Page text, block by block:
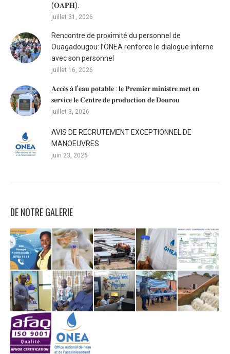
(𝐎𝐀𝐏𝐇).
juillet 31, 2026
Rencontre de proximité du personnel de
Ouagadougou: l’ONEA renforce le dialogue interne
avec son personnel
juillet 16, 2026
𝐀𝐜𝐜𝐞̀𝐬 𝐚̀ 𝐥’𝐞𝐚𝐮 𝐩𝐨𝐭𝐚𝐛𝐥𝐞 : 𝐥𝐞 𝐏𝐫𝐞𝐦𝐢𝐞𝐫 𝐦𝐢𝐧𝐢𝐬𝐭𝐫𝐞 𝐦𝐞𝐭 𝐞𝐧
𝐬𝐞𝐫𝐯𝐢𝐜𝐞 𝐥𝐞 𝐂𝐞𝐧𝐭𝐫𝐞 𝐝𝐞 𝐩𝐫𝐨𝐝𝐮𝐜𝐭𝐢𝐨𝐧 𝐝𝐞 𝐃𝐨𝐮𝐫𝐨𝐮
juillet 3, 2026
AVIS DE RECRUTEMENT EXCEPTIONNEL DE
MANOEUVRES
juin 23, 2026
DE NOTRE GALERIE